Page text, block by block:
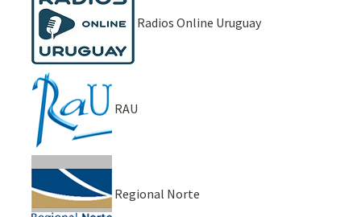
Radios Online Uruguay
RAU
Regional Norte